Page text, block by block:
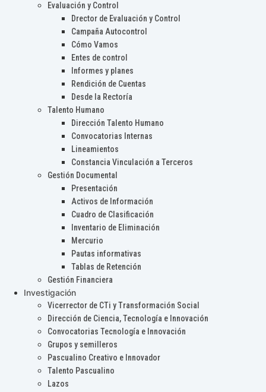
Evaluación y Control
Drector de Evaluación y Control
Campaña Autocontrol
Cómo Vamos
Entes de control
Informes y planes
Rendición de Cuentas
Desde la Rectoría
Talento Humano
Dirección Talento Humano
Convocatorias Internas
Lineamientos
Constancia Vinculación a Terceros
Gestión Documental
Presentación
Activos de Información
Cuadro de Clasificación
Inventario de Eliminación
Mercurio
Pautas informativas
Tablas de Retención
Gestión Financiera
Investigación
Vicerrector de CTi y Transformación Social
Dirección de Ciencia, Tecnología e Innovación
Convocatorias Tecnología e Innovación
Grupos y semilleros
Pascualino Creativo e Innovador
Talento Pascualino
Lazos